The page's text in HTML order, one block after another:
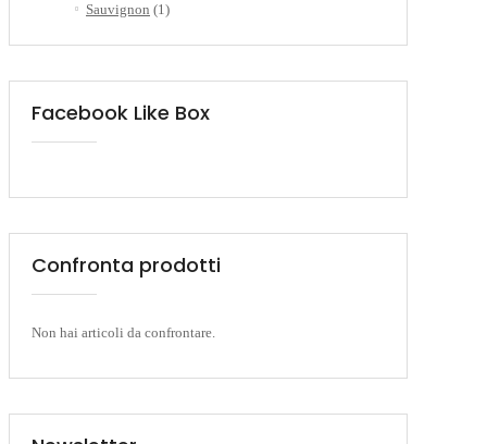
Sauvignon (1)
Facebook Like Box
Confronta prodotti
Non hai articoli da confrontare.